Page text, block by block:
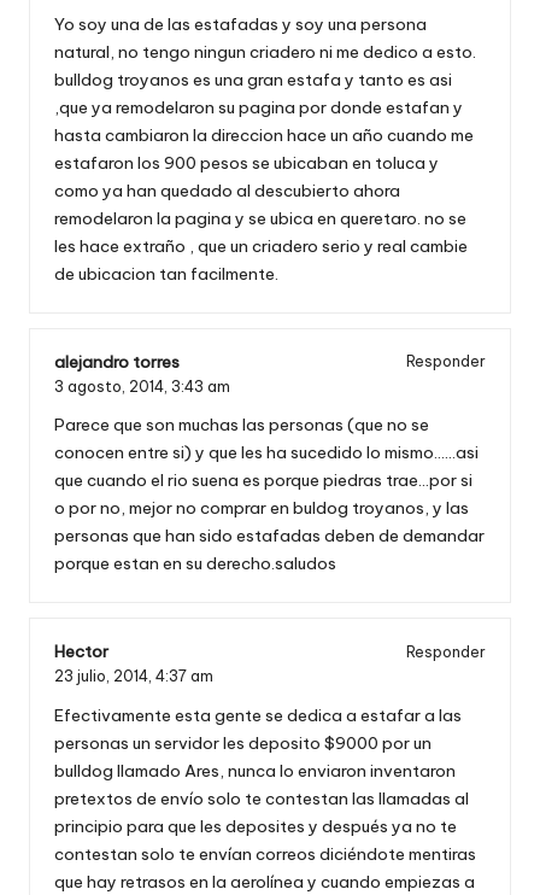
Yo soy una de las estafadas y soy una persona
natural, no tengo ningun criadero ni me dedico a esto.
bulldog troyanos es una gran estafa y tanto es asi
,que ya remodelaron su pagina por donde estafan y
hasta cambiaron la direccion hace un año cuando me
estafaron los 900 pesos se ubicaban en toluca y
como ya han quedado al descubierto ahora
remodelaron la pagina y se ubica en queretaro. no se
les hace extraño , que un criadero serio y real cambie
de ubicacion tan facilmente.
alejandro torres
Responder
3 agosto, 2014, 3:43 am
Parece que son muchas las personas (que no se
conocen entre si) y que les ha sucedido lo mismo……asi
que cuando el rio suena es porque piedras trae…por si
o por no, mejor no comprar en buldog troyanos, y las
personas que han sido estafadas deben de demandar
porque estan en su derecho.saludos
Hector
Responder
23 julio, 2014, 4:37 am
Efectivamente esta gente se dedica a estafar a las
personas un servidor les deposito $9000 por un
bulldog llamado Ares, nunca lo enviaron inventaron
pretextos de envío solo te contestan las llamadas al
principio para que les deposites y después ya no te
contestan solo te envían correos diciéndote mentiras
que hay retrasos en la aerolínea y cuando empiezas a